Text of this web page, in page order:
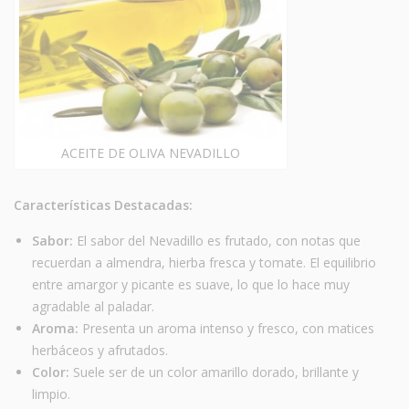
ACEITE DE OLIVA NEVADILLO
Características Destacadas:
Sabor: El sabor del Nevadillo es frutado, con notas que
recuerdan a almendra, hierba fresca y tomate. El equilibrio
entre amargor y picante es suave, lo que lo hace muy
agradable al paladar.
Aroma: Presenta un aroma intenso y fresco, con matices
herbáceos y afrutados.
Color: Suele ser de un color amarillo dorado, brillante y
limpio.